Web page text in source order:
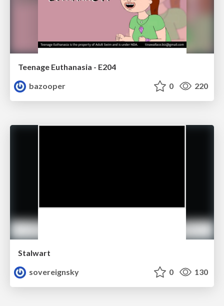
Teenage Euthanasia - E204
bazooper
0 220
Stalwart
sovereignsky
0 130